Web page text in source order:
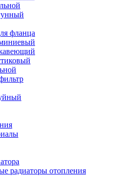
фланца
радиаторы отопления